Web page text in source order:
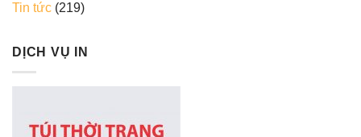
Tin tức (219)
DỊCH VỤ IN